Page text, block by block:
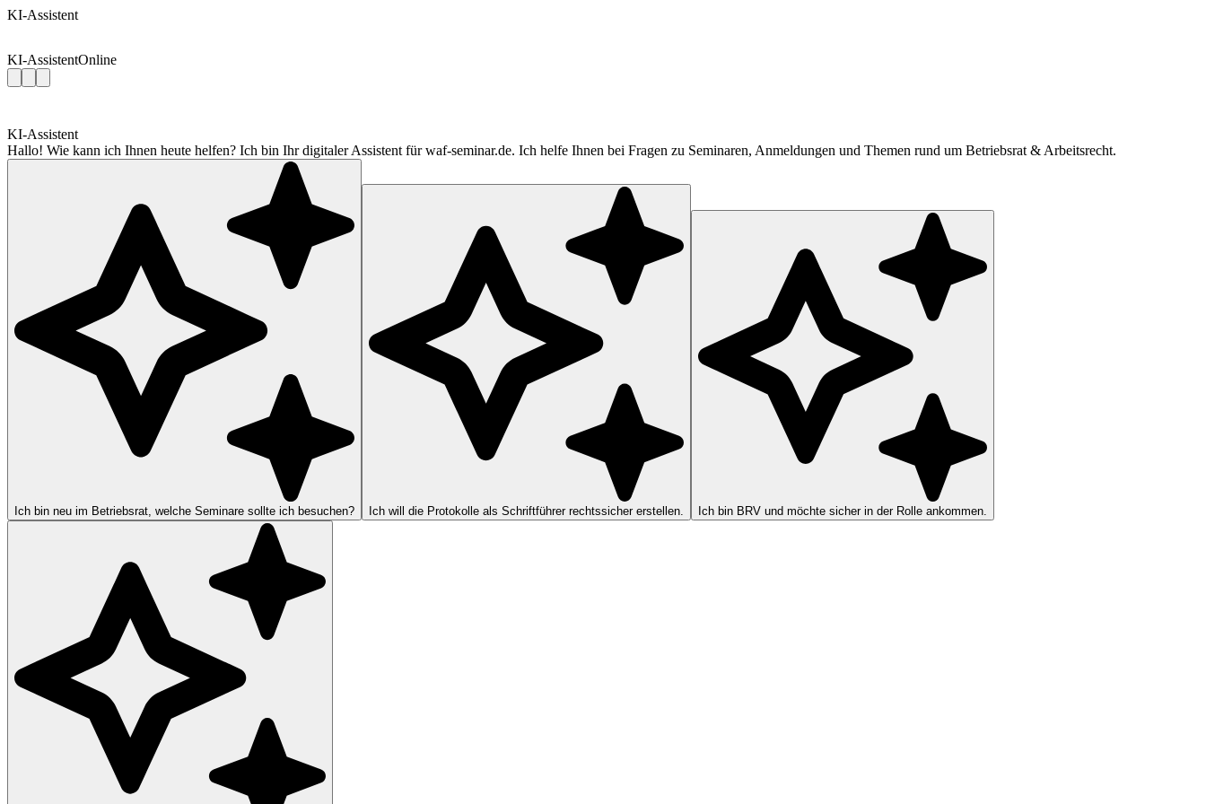
KI-Assistent
KI-AssistentOnline
KI-Assistent
Hallo! Wie kann ich Ihnen heute helfen? Ich bin Ihr digitaler Assistent für waf-seminar.de. Ich helfe Ihnen bei Fragen zu Seminaren, Anmeldungen und Themen rund um Betriebsrat & Arbeitsrecht.
Ich bin neu im Betriebsrat, welche Seminare sollte ich besuchen? Ich will die Protokolle als Schriftführer rechtssicher erstellen. Ich bin BRV und möchte sicher in der Rolle ankommen.